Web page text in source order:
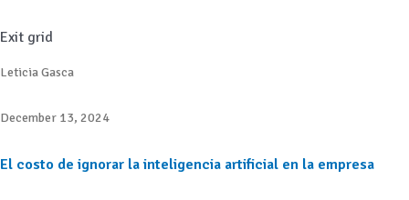
Exit grid
Leticia Gasca
December 13, 2024
El costo de ignorar la inteligencia artificial en la empresa